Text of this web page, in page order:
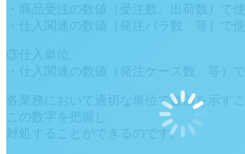
・商品受注の数値（受注数、出荷数）で
・仕入関連の数値（発注バラ数 等）で
③仕入単位
・仕入関連の数値（発注ケース数 等）
各業務において適切な単位で数値を示す
この数字を把握し
対処することができるのです。